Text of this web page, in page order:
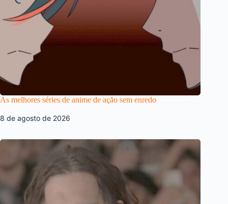
As melhores séries de anime de ação sem enredo
8 de agosto de 2026